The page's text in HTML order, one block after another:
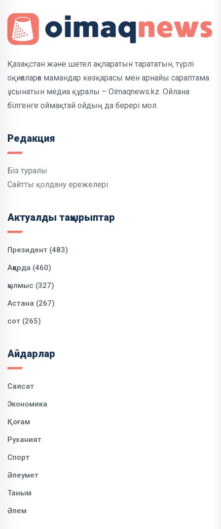
Қазақстан және шетел ақпаратын тарататын, түрлі
оқиғаларға мамандар көзқарасы мен арнайы сараптама
ұсынатын медиа құралы – Oimaqnews.kz. Ойлана
білгенге оймақтай ойдың да берері мол.
Редакция
Біз туралы
Сайтты қолдану ережелері
Актуалды тақырыптар
Президент (483)
Ақорда (460)
қылмыс (327)
Астана (267)
сот (265)
Айдарлар
Саясат
Экономика
Қоғам
Руханият
Спорт
Әлеумет
Таным
Әлем